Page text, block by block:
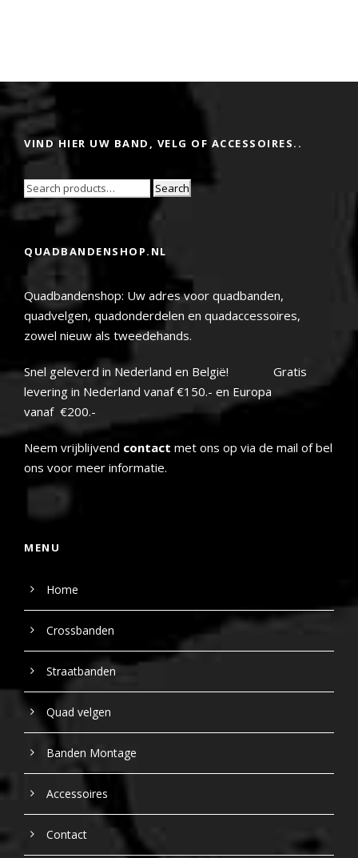
VIND HIER UW BAND, VELG OF ACCESSOIRES..
Search
QUADBANDENSHOP.NL
Quadbandenshop: Uw adres voor quadbanden,
quadvelgen, quadonderdelen en quadaccessoires,
zowel nieuw als tweedehands.
Snel geleverd in Nederland en België! Gratis
levering in Nederland vanaf €150.- en Europa
vanaf €200.-
Neem vrijblijvend contact met ons op via de mail of bel
ons voor meer informatie.
MENU
Home
Crossbanden
Straatbanden
Quad velgen
Banden Montage
Accessoires
Contact